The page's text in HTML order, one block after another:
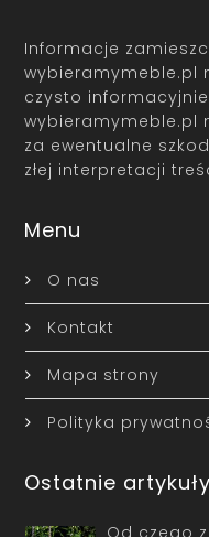
Informacje
wybieramymeble.pl
czysto
wybieramymeble.pl
za ewentualne
złej interpretacji
Menu
O nas
Kontakt
Mapa strony
Polityka
Ostatnie artykuły